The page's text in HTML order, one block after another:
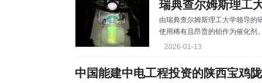
由瑞典查尔姆斯理工大学领导的
使用稀有且昂贵的铂作为催化剂
展示了高效、可持续且低成本
过分子层面的调整，显著提升了
促进光催化制氢反应。 研究论
2026-01-13